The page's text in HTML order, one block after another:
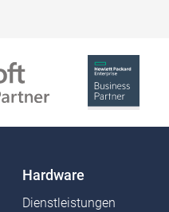
Hardware
Dienstleistungen